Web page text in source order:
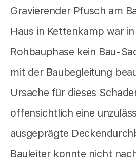
Gravierender Pfusch am
Haus in Kettenkamp war
Rohbauphase kein Bau-
mit der Baubegleitung
Ursache für dieses
offensichtlich eine
ausgeprägte
Bauleiter konnte nicht